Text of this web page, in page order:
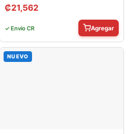
₡21,562
✓ Envío CR Agregar
NUEVO